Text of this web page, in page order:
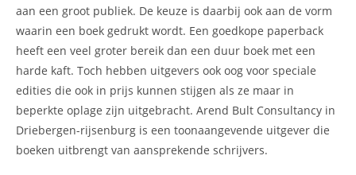
aan een groot publiek. De keuze is daarbij ook aan de vorm
waarin een boek gedrukt wordt. Een goedkope paperback
heeft een veel groter bereik dan een duur boek met een
harde kaft. Toch hebben uitgevers ook oog voor speciale
edities die ook in prijs kunnen stijgen als ze maar in
beperkte oplage zijn uitgebracht. Arend Bult Consultancy in
Driebergen-rijsenburg is een toonaangevende uitgever die
boeken uitbrengt van aansprekende schrijvers.